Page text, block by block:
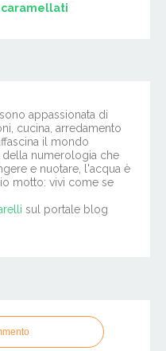
caramellati
appassionata di
cucina, arredamento
il mondo
numerologia che
e nuotare, l'acqua è
motto: vivi come se
sul portale blog